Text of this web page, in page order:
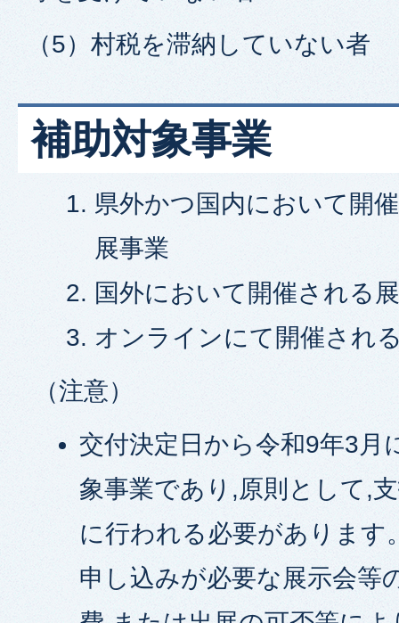
（5）村税を滞納していない者
補助対象事業
県外かつ国内において開
展事業
国外において開催される
オンラインにて開催され
（注意）
交付決定日から令和9年3月
象事業であり,原則として,
に行われる必要があります
申し込みが必要な展示会等